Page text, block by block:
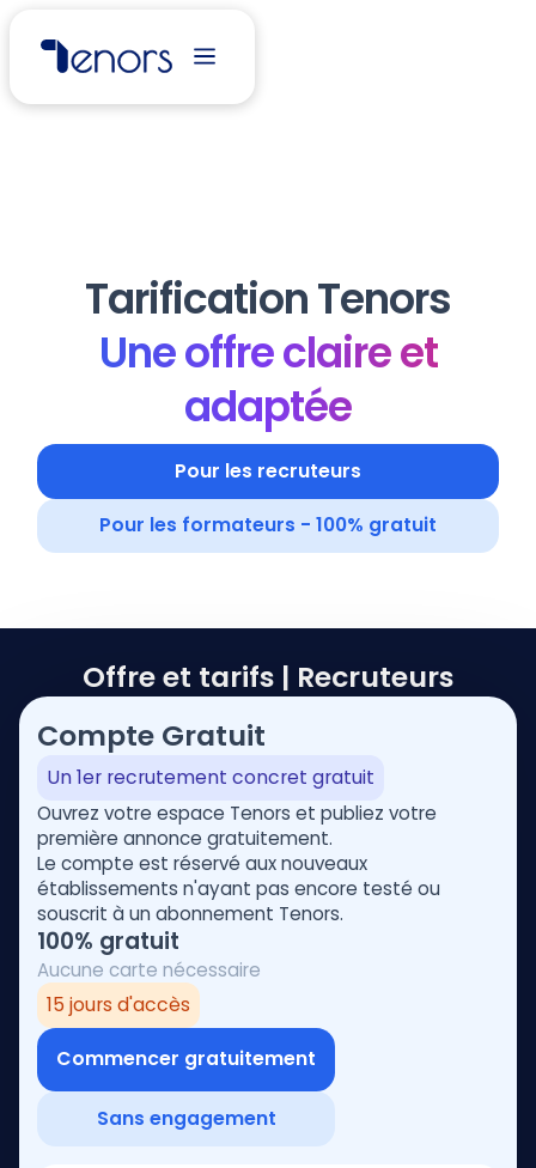
Tarification Tenors
Une offre claire et
adaptée
Pour les recruteurs
Pour les formateurs - 100% gratuit
Offre et tarifs | Recruteurs
Compte Gratuit
Un 1er recrutement concret gratuit
Ouvrez votre espace Tenors et publiez votre
première annonce gratuitement.
Le compte est réservé aux nouveaux
établissements n'ayant pas encore testé ou
souscrit à un abonnement Tenors.
100% gratuit
Aucune carte nécessaire
15 jours d'accès
Commencer gratuitement
Sans engagement